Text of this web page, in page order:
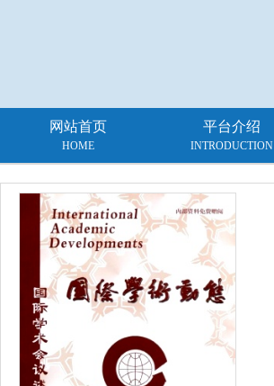
网站首页
HOME
平台介绍
INTRODUCTION